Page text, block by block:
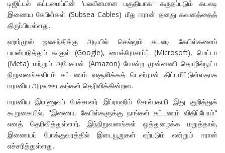
டிஜிட்டல் கட்டமைப்பின் 'பலவீனமான பகுதியாக' கருதப்படும் கடலடி
இணைய கேபிள்கள் (Subsea Cables) மீது ஈரான் தனது கவனத்தைத்
திருப்பியுள்ளது.
ஹார்முஸ் ஜலசந்திக்கு அடியில் செல்லும் கடலடி கேபிள்களைப்
பயன்படுத்தும் கூகுள் (Google), மைக்ரோசாப்ட் (Microsoft), மெட்டா
(Meta) மற்றும் அமேசான் (Amazon) போன்ற முன்னணி தொழில்நுட்ப
நிறுவனங்களிடம் கட்டணம் வசூலிக்கத் டெஹ்ரான் திட்டமிட்டுள்ளதாக
ஈரானிய அரசு ஊடகங்கள் தெரிவிக்கின்றன.
ஈரானிய இராணுவப் பேச்சாளர் இப்ராஹிம் சோல்பகாரி இது குறித்துக்
கூறுகையில், "இணைய கேபிள்களுக்கு நாங்கள் கட்டணம் விதிப்போம்"
எனத் தெரிவித்துள்ளார். இந்நிறுவனங்கள் ஒத்துழைக்க மறுத்தால்,
இணையப் போக்குவரத்தில் இடையூறுகள் ஏற்படும் என்றும் ஈரான்
எச்சரித்துள்ளது.